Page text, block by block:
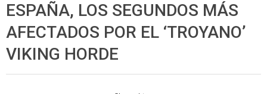
ESPAÑA, LOS SEGUNDOS MÁS
AFECTADOS POR EL ‘TROYANO’
VIKING HORDE